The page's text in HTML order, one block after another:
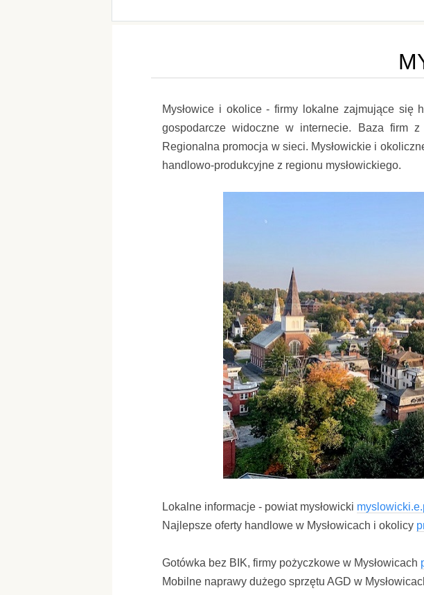
Mysłowice i okolice - firmy lokalne zajmujące się
gospodarcze widoczne w internecie. Baza firm
Regionalna promocja w sieci. Mysłowickie i
handlowo-produkcyjne z regionu mysłowickiego.
Lokalne informacje - powiat mysłowicki
Najlepsze oferty handlowe w Mysłowicach i okolicy
Gotówka bez BIK, firmy pożyczkowe w Mysłowicach
Mobilne naprawy dużego sprzętu AGD w